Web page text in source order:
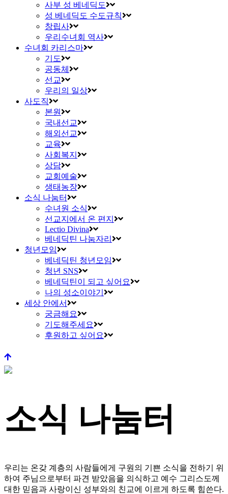
사부 성 베네딕도
성 베네딕도 수도규칙
창립사
우리수녀회 역사
수녀회 카리스마
기도
공동체
선교
우리의 일상
사도직
본원
국내선교
해외선교
교육
사회복지
상담
교회예술
생태농장
소식 나눔터
수녀원 소식
선교지에서 온 편지
Lectio Divina
베네딕틴 나눔자리
청년모임
베네딕틴 청년모임
청년 SNS
베네딕틴이 되고 싶어요
나의 성소이야기
세상 안에서
궁금해요
기도해주세요
후원하고 싶어요
소식 나눔터
우리는 온갖 계층의 사람들에게 구원의 기쁜 소식을 전하기 위
하여 주님으로부터 파견 받았음을 의식하고 예수 그리스도께
대한 믿음과 사랑이신 성부와의 친교에 이르게 하도록 힘쓴다.